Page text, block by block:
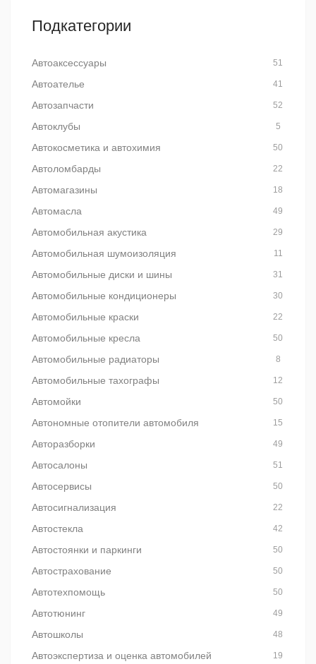
Подкатегории
Автоаксессуары 51
Автоателье 41
Автозапчасти 52
Автоклубы 5
Автокосметика и автохимия 50
Автоломбарды 22
Автомагазины 18
Автомасла 49
Автомобильная акустика 29
Автомобильная шумоизоляция 11
Автомобильные диски и шины 31
Автомобильные кондиционеры 30
Автомобильные краски 22
Автомобильные кресла 50
Автомобильные радиаторы 8
Автомобильные тахографы 12
Автомойки 50
Автономные отопители автомобиля 15
Авторазборки 49
Автосалоны 51
Автосервисы 50
Автосигнализация 22
Автостекла 42
Автостоянки и паркинги 50
Автострахование 50
Автотехпомощь 50
Автотюнинг 49
Автошколы 48
Автоэкспертиза и оценка автомобилей 19